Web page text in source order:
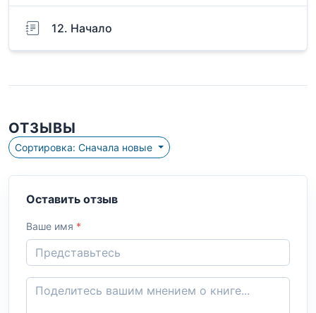
12. Начало
ОТЗЫВЫ
Сортировка: Сначала новые
Оставить отзыв
Ваше имя *